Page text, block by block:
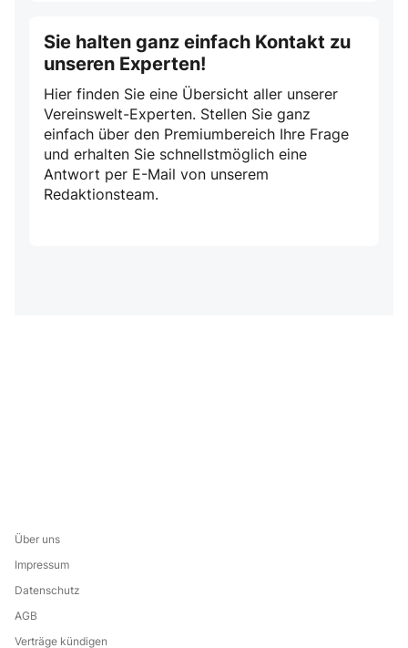
Sie halten ganz einfach Kontakt zu
unseren Experten!
Hier finden Sie eine Übersicht aller unserer
Vereinswelt-Experten. Stellen Sie ganz
einfach über den Premiumbereich Ihre Frage
und erhalten Sie schnellstmöglich eine
Antwort per E-Mail von unserem
Redaktionsteam.
Über uns
Impressum
Datenschutz
AGB
Verträge kündigen